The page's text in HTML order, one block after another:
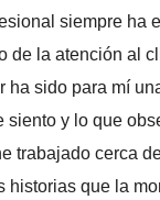
siempre ha
de la atención al
ha sido para mí
siento y lo que
trabajado cerca
historias que la